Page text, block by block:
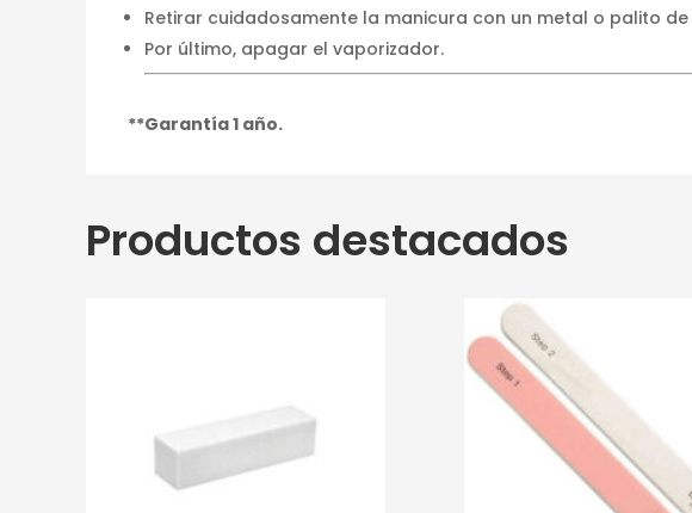
Retirar cuidadosamente la manicura con un metal o palito
Por último, apagar el vaporizador.
**Garantía 1 año.
Productos destacados